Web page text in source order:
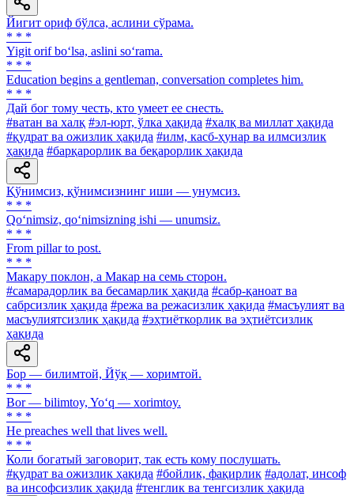
Йигит ориф бўлса, аслини сўрама.
* * *
Yigit orif bo‘lsa, aslini so‘rama.
* * *
Education begins a gentleman, conversation completes him.
* * *
Дай бог тому честь, кто умеет ее снесть.
#ватан ва халқ #эл-юрт, ўлка ҳақида #халқ ва миллат ҳақида
#қудрат ва ожизлик ҳақида #илм, касб-ҳунар ва илмсизлик
ҳақида #барқарорлик ва беқарорлик ҳақида
Қўнимсиз, қўнимсизнинг иши — унумсиз.
* * *
Qo‘nimsiz, qo‘nimsizning ishi — unumsiz.
* * *
From pillar to post.
* * *
Макару поклон, а Макар на семь сторон.
#самарадорлик ва бесамарлик ҳақида #сабр-қаноат ва
сабрсизлик ҳақида #режа ва режасизлик ҳақида #масъулият ва
масъулиятсизлик ҳақида #эҳтиёткорлик ва эҳтиётсизлик
ҳақида
Бор — билимтой, Йўқ — хоримтой.
* * *
Bor — bilimtoy, Yo‘q — xorimtoy.
* * *
He preaches well that lives well.
* * *
Коли богатый заговорит, так есть кому послушать.
#қудрат ва ожизлик ҳақида #бойлик, фақирлик #адолат, инсоф
ва инсофсизлик ҳақида #тенглик ва тенгсизлик ҳақида